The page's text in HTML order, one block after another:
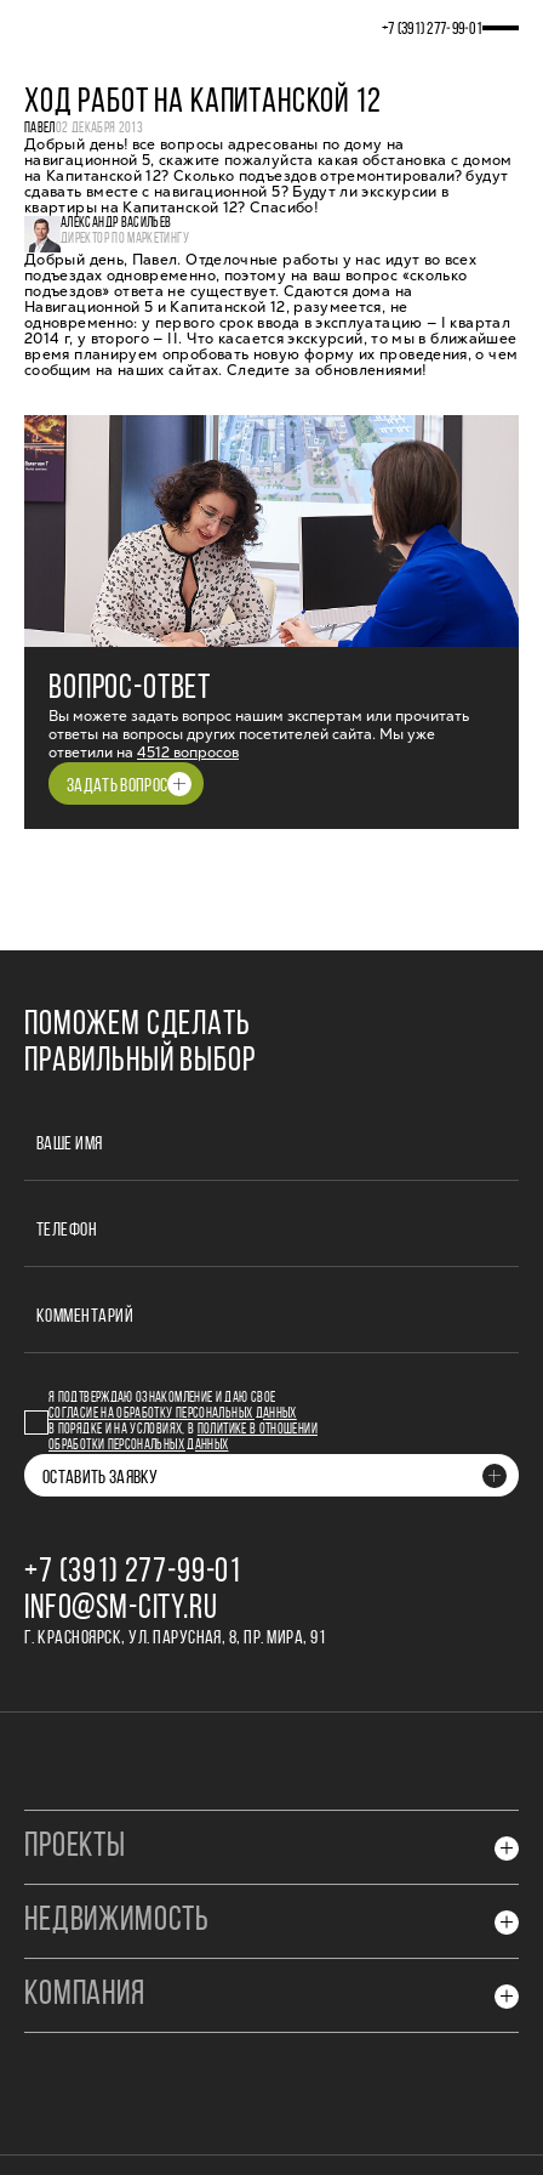
+7 (391) 277‒99‒01
ХОД РАБОТ НА КАПИТАНСКОЙ 12
ПАВЕЛ 02 ДЕКАБРЯ 2013
Добрый день! все вопросы адресованы по дому на
навигационной 5, скажите пожалуйста какая обстановка с домом
на Капитанской 12? Сколько подъездов отремонтировали? будут
сдавать вместе с навигационной 5? Будут ли экскурсии в
квартиры на Капитанской 12? Спасибо!
АЛЕКСАНДР ВАСИЛЬЕВ
ДИРЕКТОР ПО МАРКЕТИНГУ
Добрый день, Павел. Отделочные работы у нас идут во всех
подъездах одновременно, поэтому на ваш вопрос «сколько
подъездов» ответа не существует. Сдаются дома на
Навигационной 5 и Капитанской 12, разумеется, не
одновременно: у первого срок ввода в эксплуатацию — I квартал
2014 г, у второго — II. Что касается экскурсий, то мы в ближайшее
время планируем опробовать новую форму их проведения, о чем
сообщим на наших сайтах. Следите за обновлениями!
ВОПРОС-ОТВЕТ
Вы можете задать вопрос нашим экспертам или прочитать
ответы на вопросы других посетителей сайта. Мы уже
ответили на 4512 вопросов
ЗАДАТЬ ВОПРОС
ПОМОЖЕМ СДЕЛАТЬ
ПРАВИЛЬНЫЙ ВЫБОР
ВАШЕ ИМЯ
ТЕЛЕФОН
КОММЕНТАРИЙ
Я ПОДТВЕРЖДАЮ ОЗНАКОМЛЕНИЕ И ДАЮ СВОЕ
СОГЛАСИЕ НА ОБРАБОТКУ ПЕРСОНАЛЬНЫХ ДАННЫХ
В ПОРЯДКЕ И НА УСЛОВИЯХ, В
ПОЛИТИКЕ В ОТНОШЕНИИ
ОБРАБОТКИ ПЕРСОНАЛЬНЫХ ДАННЫХ
ОСТАВИТЬ ЗАЯВКУ
+7 (391) 277‒99‒01
INFO@SM-CITY.RU
Г. КРАСНОЯРСК, УЛ. ПАРУСНАЯ, 8, ПР. МИРА, 91
ПРОЕКТЫ
НЕДВИЖИМОСТЬ
КОМПАНИЯ